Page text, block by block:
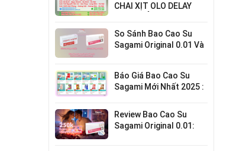
CHAI XỊT OLO DELAY
So Sánh Bao Cao Su
Sagami Original 0.01 Và
Báo Giá Bao Cao Su
Sagami Mới Nhất 2025 :
Review Bao Cao Su
Sagami Original 0.01: